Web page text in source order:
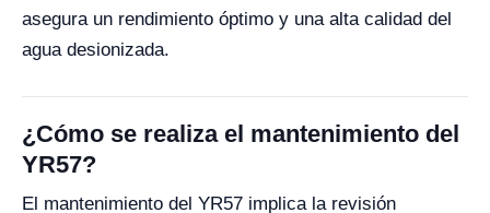
asegura un rendimiento óptimo y una alta calidad del
agua desionizada.
¿Cómo se realiza el mantenimiento del
YR57?
El mantenimiento del YR57 implica la revisión